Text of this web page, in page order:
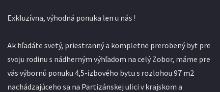
Exkluzívna, výhodná ponuka len u nás !
Ak hľadáte svetý, priestranný a kompletne prerobený byt pre
svoju rodinu s nádherným výhľadom na celý Zobor, máme pre
vás výbornú ponuku 4,5-izbového bytu s rozlohou 97 m2
nachádzajúceho sa na Partizánskej ulici v krajskom a